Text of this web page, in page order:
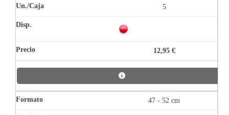
5
12,95 €
47 - 52 cm